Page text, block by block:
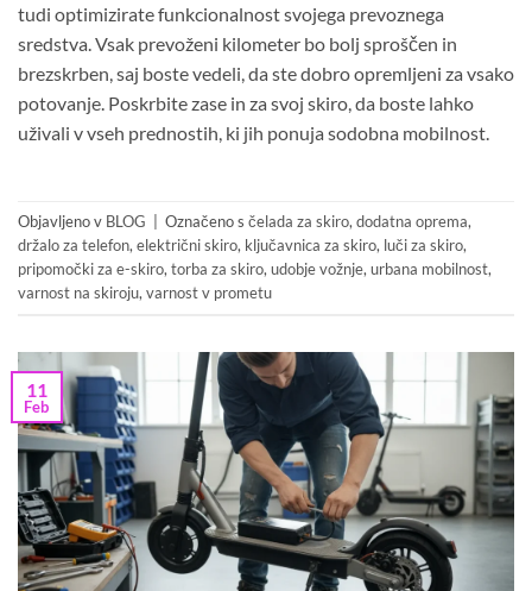
tudi optimizirate funkcionalnost svojega prevoznega
sredstva. Vsak prevoženi kilometer bo bolj sproščen in
brezskrben, saj boste vedeli, da ste dobro opremljeni za vsako
potovanje. Poskrbite zase in za svoj skiro, da boste lahko
uživali v vseh prednostih, ki jih ponuja sodobna mobilnost.
Objavljeno v BLOG Označeno s čelada za skiro, dodatna oprema,
držalo za telefon, električni skiro, ključavnica za skiro, luči za skiro,
pripomočki za e-skiro, torba za skiro, udobje vožnje, urbana mobilnost,
varnost na skiroju, varnost v prometu
11
Feb